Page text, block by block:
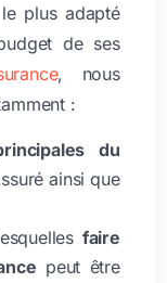
plus adapté
de ses
, nous
:
du
ainsi que
faire
peut être